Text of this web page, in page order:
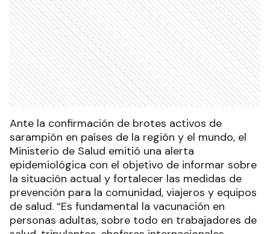
Ante la confirmación de brotes activos de
sarampión en países de la región y el mundo, el
Ministerio de Salud emitió una alerta
epidemiológica con el objetivo de informar sobre
la situación actual y fortalecer las medidas de
prevención para la comunidad, viajeros y equipos
de salud. “Es fundamental la vacunación en
personas adultas, sobre todo en trabajadores de